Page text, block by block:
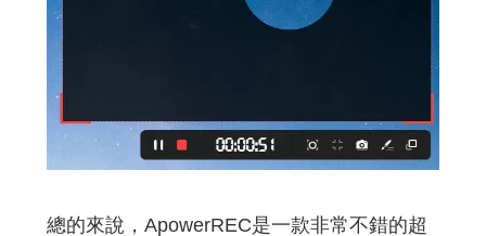
總的來說，ApowerREC是一款非常不錯的超